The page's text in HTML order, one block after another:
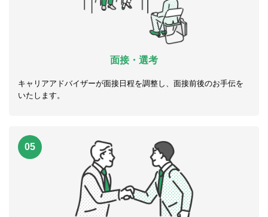
面接・選考
キャリアアドバイザーが面接日程を調整し、面接前後のお手伝を
いたします。
05